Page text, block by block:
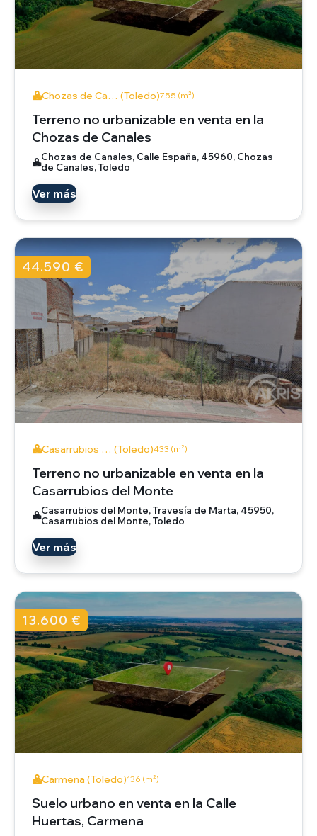
Chozas de Ca… (Toledo)755 (m²)
Terreno no urbanizable en venta en la
Chozas de Canales
Chozas de Canales, Calle España, 45960, Chozas
de Canales, Toledo
Ver más
44.590 €
Casarrubios … (Toledo)433 (m²)
Terreno no urbanizable en venta en la
Casarrubios del Monte
Casarrubios del Monte, Travesía de Marta, 45950,
Casarrubios del Monte, Toledo
Ver más
13.600 €
Carmena (Toledo)136 (m²)
Suelo urbano en venta en la Calle
Huertas, Carmena